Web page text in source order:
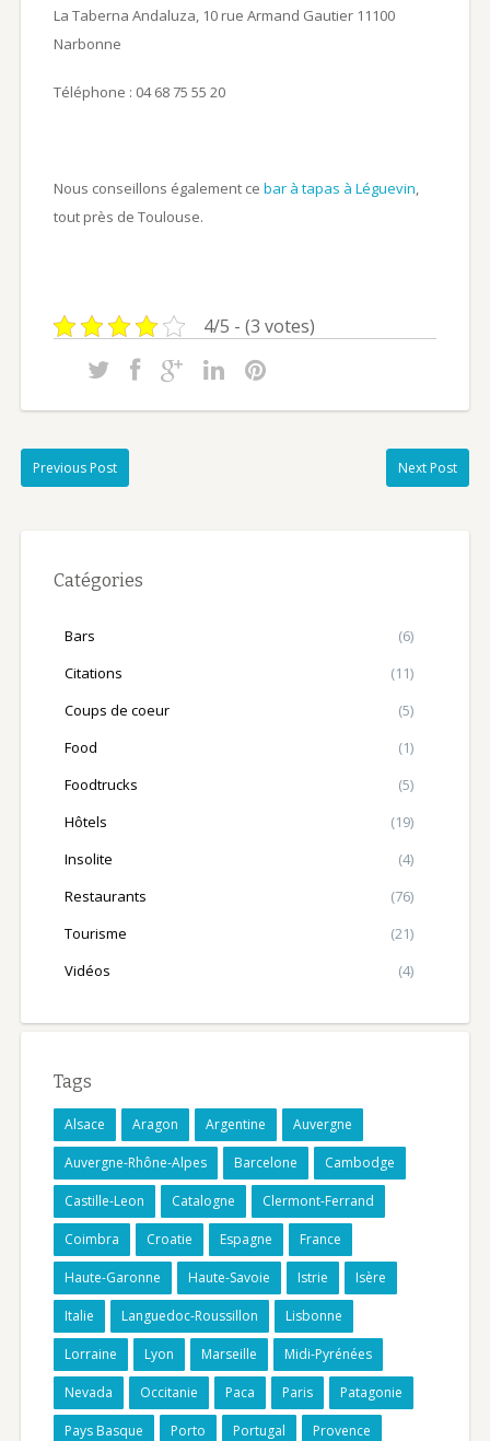
La Taberna Andaluza, 10 rue Armand Gautier 11100
Narbonne
Téléphone : 04 68 75 55 20
Nous conseillons également ce bar à tapas à Léguevin,
tout près de Toulouse.
4/5 - (3 votes)
Previous Post Next Post
Catégories
Bars
(6)
Citations
(11)
Coups de coeur
(5)
Food
(1)
Foodtrucks
(5)
Hôtels
(19)
Insolite
(4)
Restaurants
(76)
Tourisme
(21)
Vidéos
(4)
Tags
Alsace Aragon Argentine Auvergne
Auvergne-Rhône-Alpes Barcelone Cambodge
Castille-Leon Catalogne Clermont-Ferrand
Coimbra Croatie Espagne France
Haute-Garonne Haute-Savoie Istrie Isère
Italie Languedoc-Roussillon Lisbonne
Lorraine Lyon Marseille Midi-Pyrénées
Nevada Occitanie Paca Paris Patagonie
Pays Basque Porto Portugal Provence